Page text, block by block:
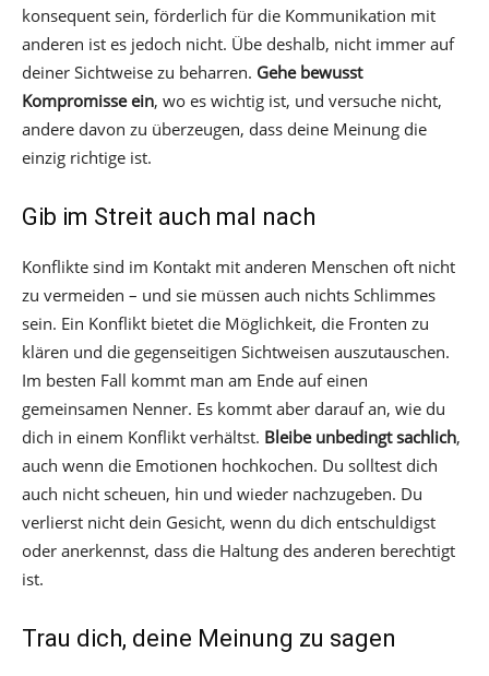
konsequent sein, förderlich für die Kommunikation mit
anderen ist es jedoch nicht. Übe deshalb, nicht immer auf
deiner Sichtweise zu beharren. Gehe bewusst
Kompromisse ein, wo es wichtig ist, und versuche nicht,
andere davon zu überzeugen, dass deine Meinung die
einzig richtige ist.
Gib im Streit auch mal nach
Konflikte sind im Kontakt mit anderen Menschen oft nicht
zu vermeiden – und sie müssen auch nichts Schlimmes
sein. Ein Konflikt bietet die Möglichkeit, die Fronten zu
klären und die gegenseitigen Sichtweisen auszutauschen.
Im besten Fall kommt man am Ende auf einen
gemeinsamen Nenner. Es kommt aber darauf an, wie du
dich in einem Konflikt verhältst. Bleibe unbedingt sachlich,
auch wenn die Emotionen hochkochen. Du solltest dich
auch nicht scheuen, hin und wieder nachzugeben. Du
verlierst nicht dein Gesicht, wenn du dich entschuldigst
oder anerkennst, dass die Haltung des anderen berechtigt
ist.
Trau dich, deine Meinung zu sagen